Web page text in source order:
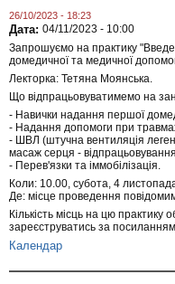
26/10/2023 - 18:23
Дата: 04/11/2023 - 10:00
Запрошуємо на практику
домедичної та медичної
Лекторка: Тетяна Моянська.
Що відпрацьовуватимемо на
- Навички надання першої
- Надання допомоги при
- ШВЛ (штучна вентиляція
масаж серця -
- Перев'язки та іммобілізація.
Коли: 10.00, субота, 4
Де: місце проведення
Кількість місць на цю
зареєструватись за
Календар